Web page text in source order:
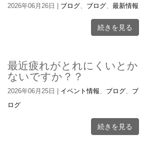
2026年06月26日 ブログ、 ブログ、最新情報
続きを見る
最近疲れがとれにくいとか
ないですか？？
2026年06月25日 イベント情報 ブログ
ブ
ログ
続きを見る